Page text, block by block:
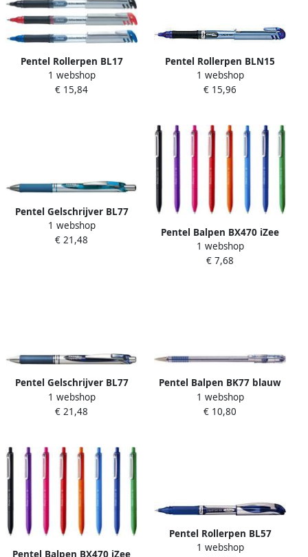
Pentel Rollerpen BL17
Energel medium blauw
1 webshop
€ 15,84
Pentel Rollerpen BLN15
Energel fijn blauw
1 webshop
€ 15,96
Pentel Gelschrijver BL77
Energel medium lichtblauw
1 webshop
€ 21,48
Pentel Balpen BX470 iZee
medium blauw
1 webshop
€ 7,68
Pentel Gelschrijver BL77
Energel medium
donkerblauw
1 webshop
€ 21,48
Pentel Balpen BK77 blauw
0.25mm
1 webshop
€ 10,80
Pentel Balpen BX470 iZee
Pentel Rollerpen BL57
Energel medium blauw
1 webshop